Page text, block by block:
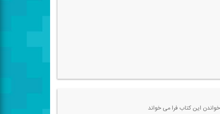
این كتاب فرا می خواند